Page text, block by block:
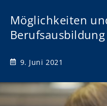
Möglichkeiten
9. Juni 2021